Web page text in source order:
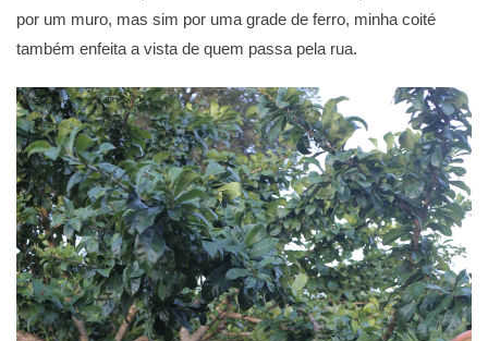
por um muro, mas sim por uma grade de ferro, minha coité
também enfeita a vista de quem passa pela rua.